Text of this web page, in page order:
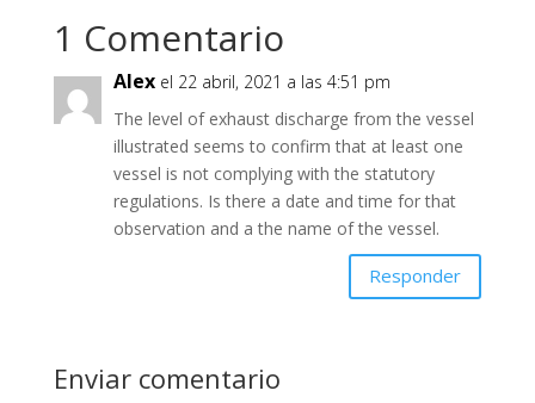
1 Comentario
Alex el 22 abril, 2021 a las 4:51 pm
The level of exhaust discharge from the vessel
illustrated seems to confirm that at least one
vessel is not complying with the statutory
regulations. Is there a date and time for that
observation and a the name of the vessel.
Responder
Enviar comentario